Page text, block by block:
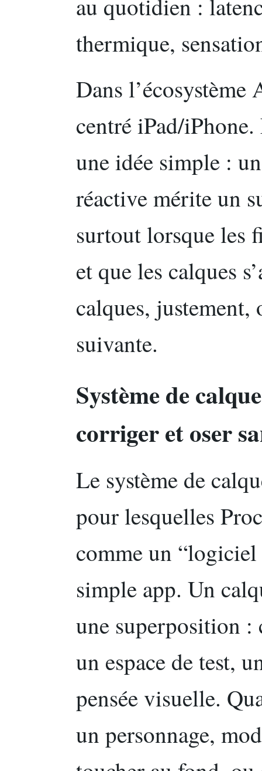
au quotidien :
thermique,
Dans l’écosystème
centré iPad/
une idée simple :
réactive mérite un
surtout lorsque les
et que les calques
calques,
suivante.
Système de
corriger et oser
Le système de
pour lesquelles
comme un
simple app. Un
une superposition :
un espace de test,
pensée visuelle.
un personnage,